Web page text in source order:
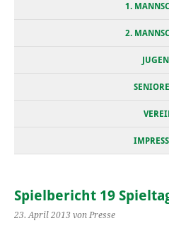
1.
2.
Spielbericht 19
23. April 2013 von Presse